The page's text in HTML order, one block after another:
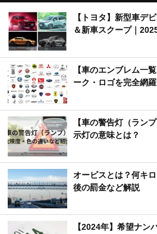
【トヨタ】新型車デ
＆新車スクープ｜
【車のエンブレム一
ーク・ロゴを完全網羅
【車の警告灯（ラン
示灯の意味とは？
オービスとは？何キ
後の罰金など解説
【2024年】希望ナン